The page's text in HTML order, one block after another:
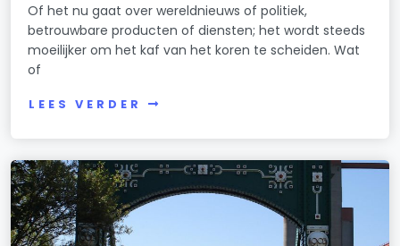
Of het nu gaat over wereldnieuws of politiek,
betrouwbare producten of diensten; het wordt steeds
moeilijker om het kaf van het koren te scheiden. Wat
of
LEES VERDER